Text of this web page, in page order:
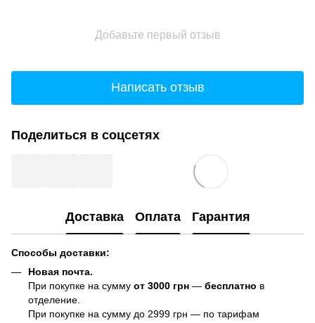
Добавьте первый отзыв
Написать отзыв
Поделиться в соцсетях
Доставка Оплата Гарантия
Способы доставки:
Новая почта.
При покупке на сумму от 3000 грн — бесплатно в
отделение.
При покупке на сумму до 2999 грн — по тарифам